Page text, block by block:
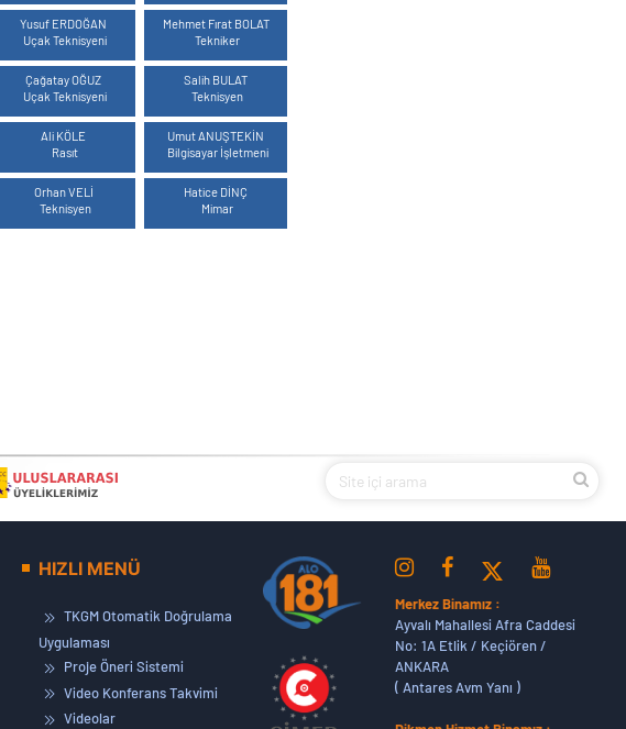
Yusuf ERDOĞAN
Uçak Teknisyeni
MAVİ
Çağatay OĞUZ
Uçak Teknisyeni
MAVİ
Ali KÖLE
Rasıt
Orhan VELİ
Teknisyen
Mehmet Fırat BOLAT
Tekniker
MAVİ
Salih BULAT
Teknisyen
Umut ANUŞTEKİN
Bilgisayar İşletmeni
MAVİ
Hatice DİNÇ
Mimar
HIZLI MENÜ
TKGM Otomatik Doğrulama
Uygulaması
Proje Öneri Sistemi
Video Konferans Takvimi
Videolar
Merkez Binamız :
Ayvalı Mahallesi Afra Caddesi
No: 1A Etlik / Keçiören /
ANKARA
( Antares Avm Yanı )